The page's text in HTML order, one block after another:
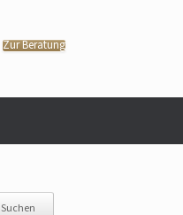
Zur Beratung
Suchen